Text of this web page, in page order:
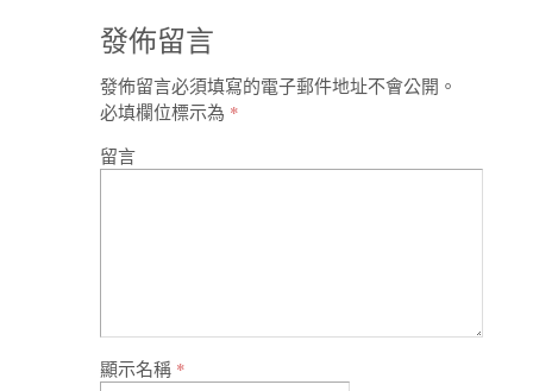
發佈留言
發佈留言必須填寫的電子郵件地址不會公開。
必填欄位標示為 *
留言
顯示名稱 *